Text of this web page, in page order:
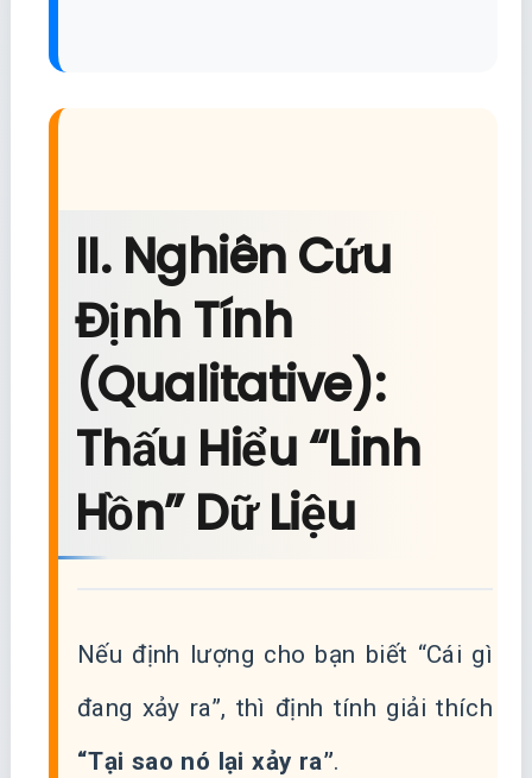
II. Nghiên Cứu
Định Tính
(Qualitative):
Thấu Hiểu “Linh
Hồn” Dữ Liệu
Nếu định lượng cho bạn biết “Cái gì
đang xảy ra”, thì định tính giải thích
“Tại sao nó lại xảy ra”.